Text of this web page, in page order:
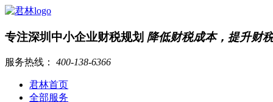
专注深圳中小企业财税规划 降低财税成本，提升财
服务热线： 400-138-6366
君林首页
全部服务